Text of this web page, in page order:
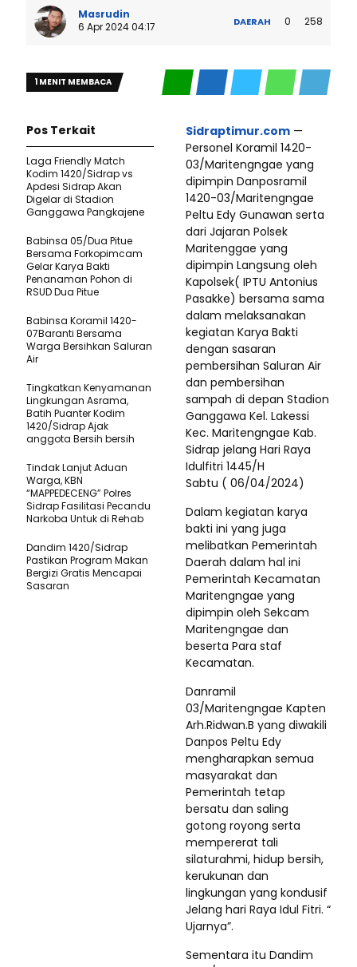
Masrudin
6 Apr 2024 04:17
DAERAH 0 258
1 MENIT MEMBACA
Sidraptimur.com —
Personel Koramil 1420-
03/Maritengngae yang
dipimpin Danposramil
1420-03/Maritengngae
Peltu Edy Gunawan serta
dari Jajaran Polsek
Maritenggae yang
dipimpin Langsung oleh
Kapolsek( IPTU Antonius
Pasakke) bersama sama
dalam melaksanakan
kegiatan Karya Bakti
dengan sasaran
pembersihan Saluran Air
dan pembersihan
sampah di depan Stadion
Ganggawa Kel. Lakessi
Kec. Maritengngae Kab.
Sidrap jelang Hari Raya
Idulfitri 1445/H
Sabtu ( 06/04/2024)
Dalam kegiatan karya
bakti ini yang juga
melibatkan Pemerintah
Daerah dalam hal ini
Pemerintah Kecamatan
Maritengngae yang
dipimpin oleh Sekcam
Maritengngae dan
beserta Para staf
Kecamatan.
Danramil
03/Maritengngae Kapten
Arh.Ridwan.B yang diwakili
Danpos Peltu Edy
mengharapkan semua
masyarakat dan
Pemerintah tetap
bersatu dan saling
gotong royong serta
mempererat tali
silaturahmi, hidup bersih,
kerukunan dan
lingkungan yang kondusif
Jelang hari Raya Idul Fitri. “
Ujarnya”.
Sementara itu Dandim
Pos Terkait
Laga Friendly Match
Kodim 1420/Sidrap vs
Apdesi Sidrap Akan
Digelar di Stadion
Ganggawa Pangkajene
Babinsa 05/Dua Pitue
Bersama Forkopimcam
Gelar Karya Bakti
Penanaman Pohon di
RSUD Dua Pitue
Babinsa Koramil 1420-
07Baranti Bersama
Warga Bersihkan Saluran
Air
Tingkatkan Kenyamanan
Lingkungan Asrama,
Batih Puanter Kodim
1420/Sidrap Ajak
anggota Bersih bersih
Tindak Lanjut Aduan
Warga, KBN
“MAPPEDECENG” Polres
Sidrap Fasilitasi Pecandu
Narkoba Untuk di Rehab
Dandim 1420/Sidrap
Pastikan Program Makan
Bergizi Gratis Mencapai
Sasaran